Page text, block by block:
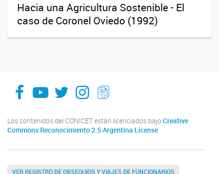
Hacia una Agricultura Sostenible - El
caso de Coronel Oviedo (1992)
facebook
youtube
Twitter
Instagram
LeChasquier Boletin Digital 70
Los contenidos del CONICET están licenciados bajo Creative
Commons Reconocimiento 2.5 Argentina License
VER REGISTRO DE OBSEQUIOS Y VIAJES DE FUNCIONARIOS